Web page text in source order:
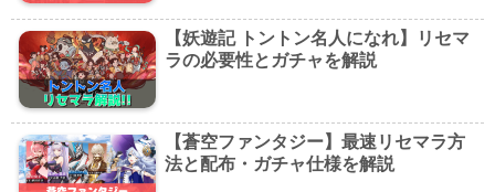
【妖遊記 トントン名人になれ】リセマ
ラの必要性とガチャを解説
【蒼空ファンタジー】最速リセマラ方
法と配布・ガチャ仕様を解説